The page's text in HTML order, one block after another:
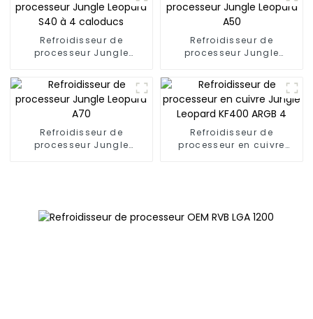
Refroidisseur de
processeur Jungle
caloducs
Refroidisseur de
processeur Jungle
Refroidisseur de
processeur Jungle
Refroidisseur de
processeur en cuivre